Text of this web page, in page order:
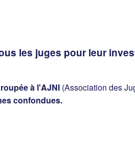
les juges pour leur
à l'AJNI (Association des
confondues.